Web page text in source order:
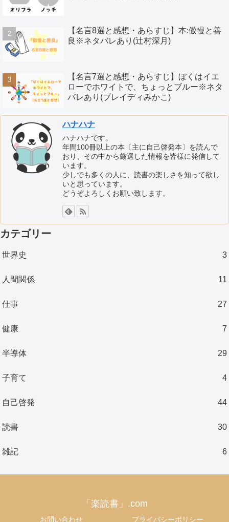
【名言8選と感想・あらすじ】本:傲慢と善
良※ネタバレあり(辻村深月)
【名言7選と感想・あらすじ】ぼくはイエ
ローでホワイトで、ちょっとブルー※ネタ
バレあり(ブレイディみかこ)
ハナハナ
ハナハナです。
年間100冊以上の本〔主に自己啓発本〕を読んで
おり、その中から厳選した情報を皆様に発信して
います。
少しでも多くの人に、読書の楽しさを知って欲し
いと思っています。
どうぞよろしくお願い致します。
カテゴリー
世界史 3
人間関係 11
仕事 27
健康 7
半導体 29
子育て 4
自己啓発 44
読書 30
雑記 6
「楽読書」.com
お問い合わせ プライバシーポリシー